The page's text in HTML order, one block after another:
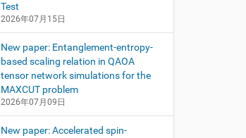
Test
2026年07月15日
New paper: Entanglement-entropy-
based scaling relation in QAOA
tensor network simulations for the
MAXCUT problem
2026年07月09日
New paper: Accelerated spin-